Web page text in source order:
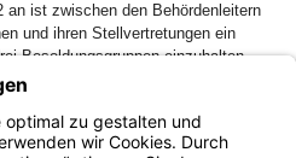
an ist zwischen den Behördenleitern
und ihren Stellvertretungen ein
Besoldungsgruppen einzuhalten.
ist nur dann zulässig, wenn die
unter der Besoldungsgruppe
die besondere Leitungsstruktur eine
des Satzes 1 rechtfertigt.